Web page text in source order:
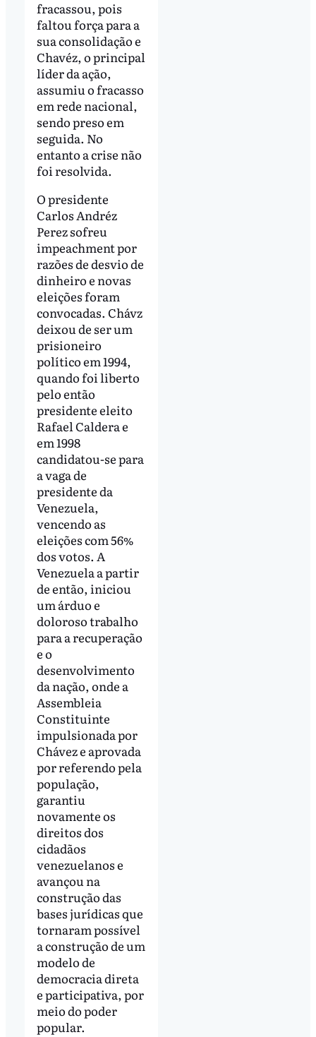
fracassou, pois
faltou força para a
sua consolidação e
Chavéz, o principal
líder da ação,
assumiu o fracasso
em rede nacional,
sendo preso em
seguida. No
entanto a crise não
foi resolvida.
O presidente
Carlos Andréz
Perez sofreu
impeachment por
razões de desvio de
dinheiro e novas
eleições foram
convocadas. Chávz
deixou de ser um
prisioneiro
político em 1994,
quando foi liberto
pelo então
presidente eleito
Rafael Caldera e
em 1998
candidatou-se para
a vaga de
presidente da
Venezuela,
vencendo as
eleições com 56%
dos votos. A
Venezuela a partir
de então, iniciou
um árduo e
doloroso trabalho
para a recuperação
e o
desenvolvimento
da nação, onde a
Assembleia
Constituinte
impulsionada por
Chávez e aprovada
por referendo pela
população,
garantiu
novamente os
direitos dos
cidadãos
venezuelanos e
avançou na
construção das
bases jurídicas que
tornaram possível
a construção de um
modelo de
democracia direta
e participativa, por
meio do poder
popular.